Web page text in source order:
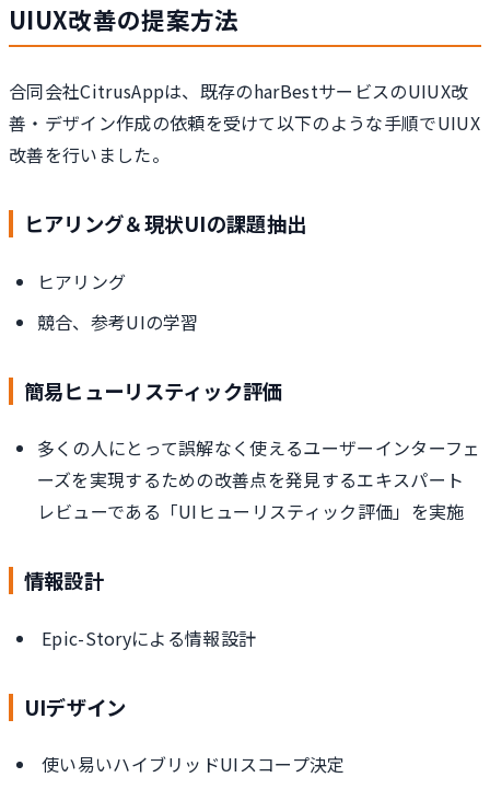
UIUX改善の提案方法
合同会社CitrusAppは、既存のharBestサービスのUIUX改
善・デザイン作成の依頼を受けて以下のような手順でUIUX
改善を行いました。
ヒアリング＆現状UIの課題抽出
ヒアリング
競合、参考UIの学習
簡易ヒューリスティック評価
多くの人にとって誤解なく使えるユーザーインターフェ
ーズを実現するための改善点を発見するエキスパート
レビューである「UIヒューリスティック評価」を実施
情報設計
Epic-Storyによる情報設計
UIデザイン
使い易いハイブリッドUIスコープ決定